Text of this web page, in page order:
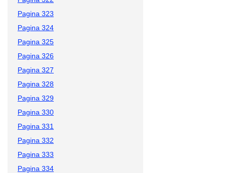
Pagina 323
Pagina 324
Pagina 325
Pagina 326
Pagina 327
Pagina 328
Pagina 329
Pagina 330
Pagina 331
Pagina 332
Pagina 333
Pagina 334